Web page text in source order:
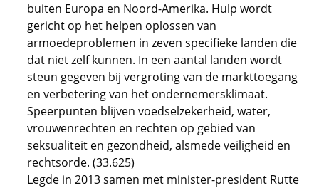
buiten Europa en Noord-Amerika. Hulp wordt
gericht op het helpen oplossen van
armoedeproblemen in zeven specifieke landen die
dat niet zelf kunnen. In een aantal landen wordt
steun gegeven bij vergroting van de markttoegang
en verbetering van het ondernemersklimaat.
Speerpunten blijven voedselzekerheid, water,
vrouwenrechten en rechten op gebied van
seksualiteit en gezondheid, alsmede veiligheid en
rechtsorde. (33.625)
Legde in 2013 samen met minister-president Rutte